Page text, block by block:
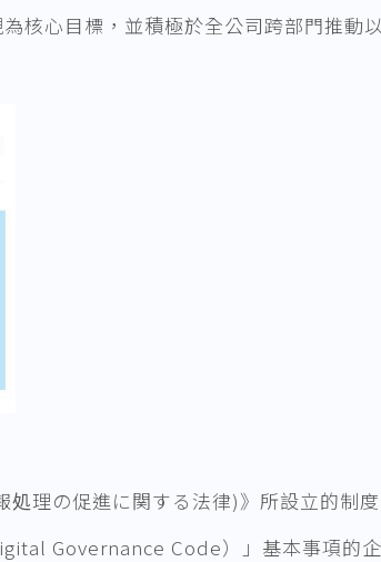
核心目標，並積極於全公司跨部門推動
理の促進に関する法律)》所設立的制度
Governance Code）」基本事項的